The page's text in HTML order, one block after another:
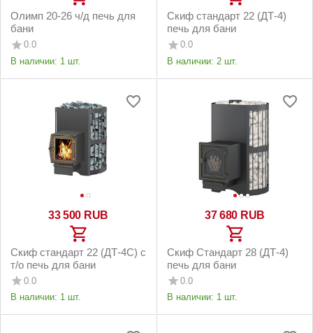
Олимп 20-26 ч/д печь для
бани
0.0
В наличии: 1 шт.
Скиф стандарт 22 (ДТ-4)
печь для бани
0.0
В наличии: 2 шт.
33 500 RUB
Скиф стандарт 22 (ДТ-4С) с
т/о печь для бани
0.0
В наличии: 1 шт.
37 680 RUB
Скиф Стандарт 28 (ДТ-4)
печь для бани
0.0
В наличии: 1 шт.